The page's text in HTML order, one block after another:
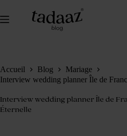
contenu
Accueil Blog
Mariage
Interview wedding planner Île de
Interview wedding planner Île de
Éternelle